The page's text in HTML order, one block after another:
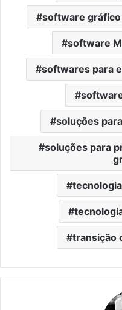
software
software
softwares para
soluções
soluções para
transição